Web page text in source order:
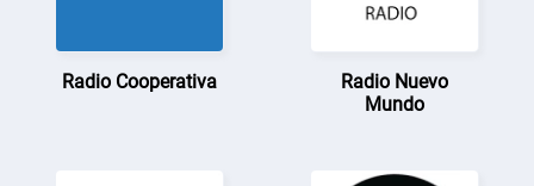
Radio Cooperativa
Radio Nuevo
Mundo